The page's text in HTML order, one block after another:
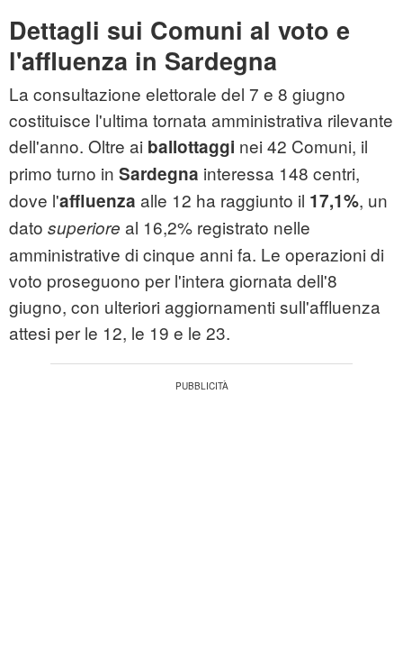
Dettagli sui Comuni al voto e
l'affluenza in Sardegna
La consultazione elettorale del 7 e 8 giugno
costituisce l'ultima tornata amministrativa rilevante
dell'anno. Oltre ai ballottaggi nei 42 Comuni, il
primo turno in Sardegna interessa 148 centri,
dove l'affluenza alle 12 ha raggiunto il 17,1%, un
dato superiore al 16,2% registrato nelle
amministrative di cinque anni fa. Le operazioni di
voto proseguono per l'intera giornata dell'8
giugno, con ulteriori aggiornamenti sull'affluenza
attesi per le 12, le 19 e le 23.